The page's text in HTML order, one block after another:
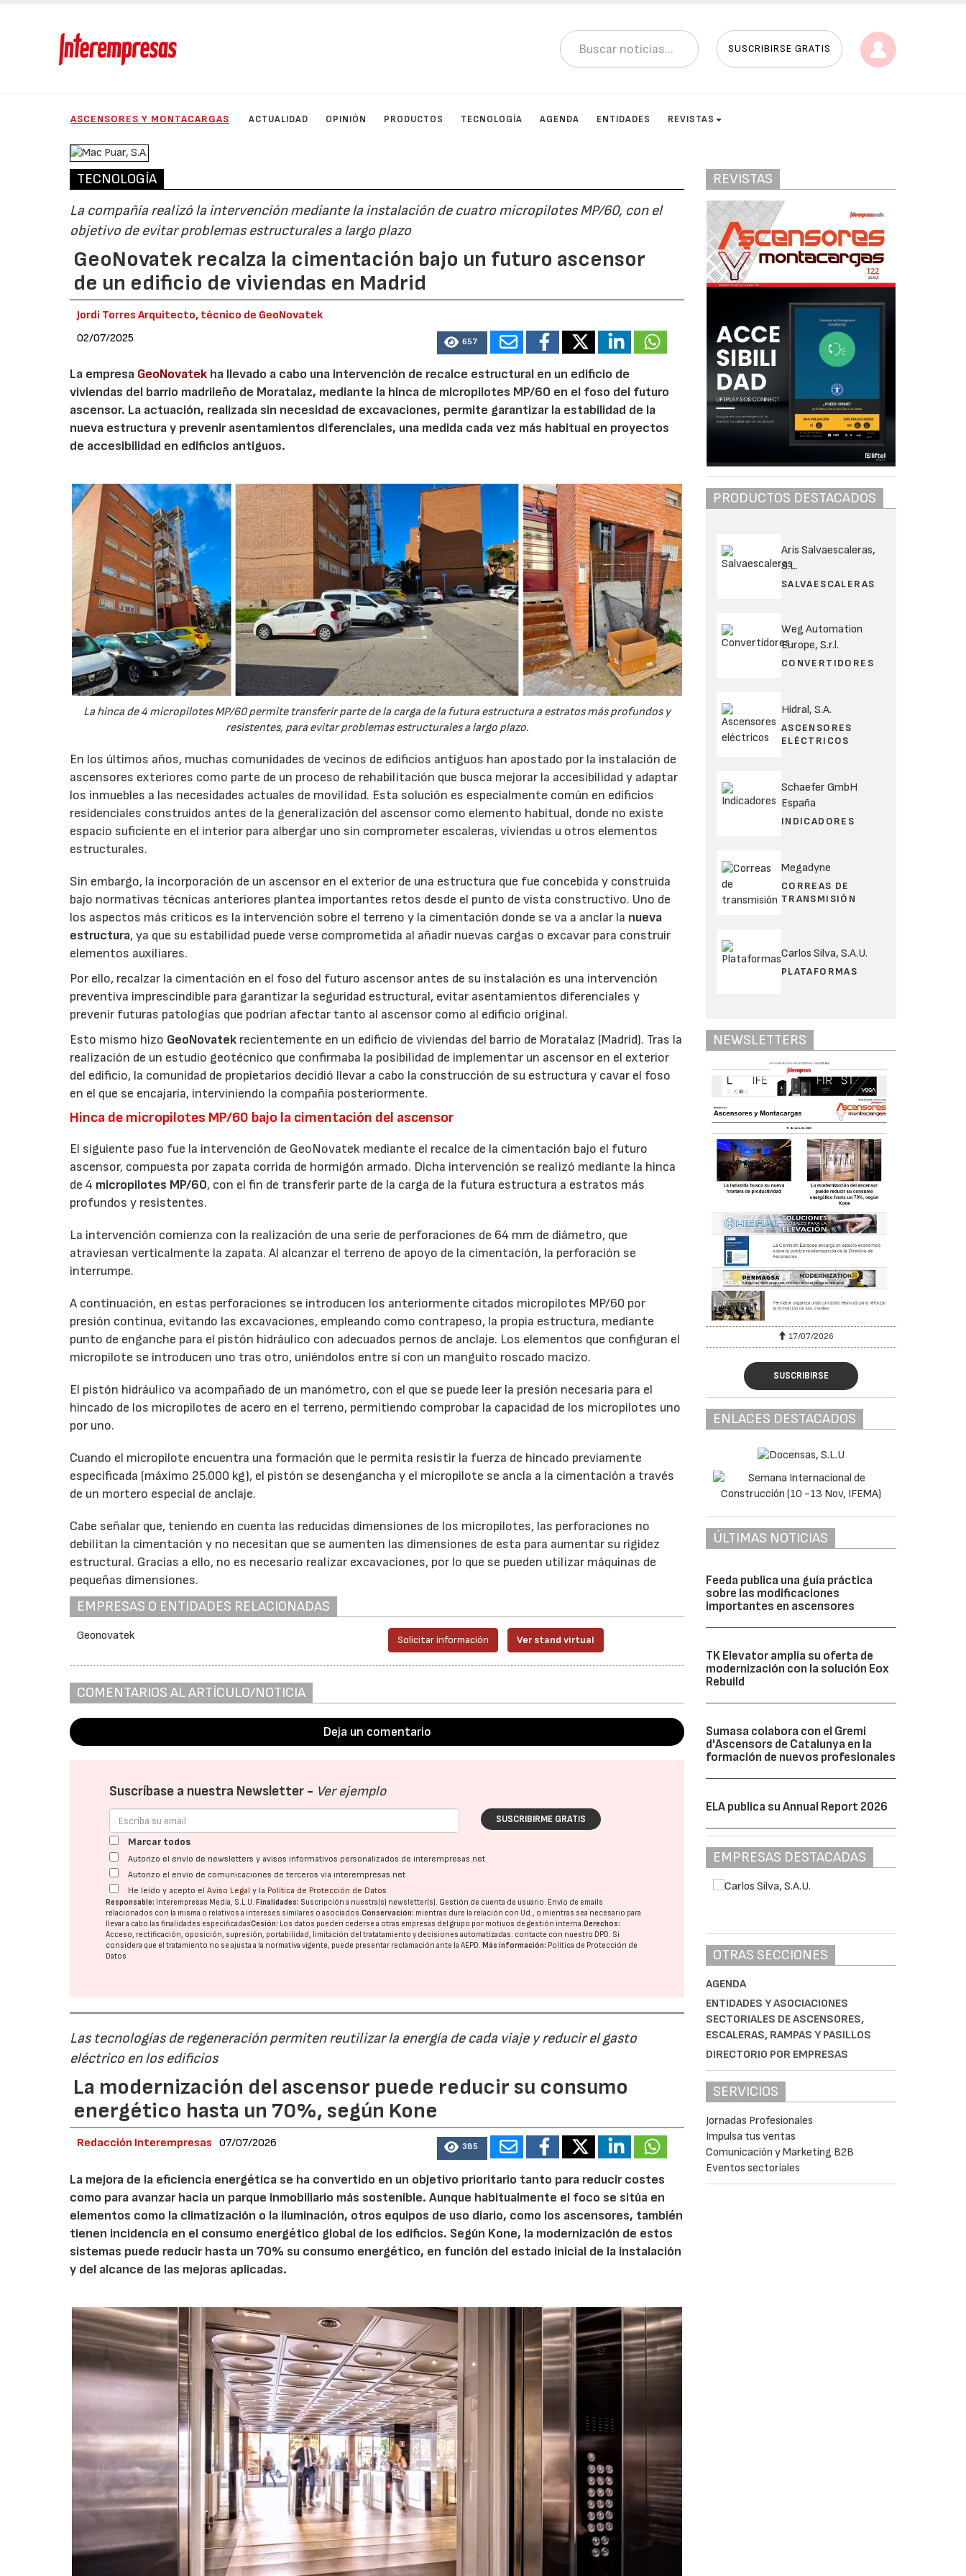
SUSCRIBIRSE GRATIS
ASCENSORES Y MONTACARGAS ACTUALIDAD OPINIÓN PRODUCTOS TECNOLOGÍA AGENDA ENTIDADES REVISTAS
TECNOLOGÍA
La compañía realizó la intervención mediante la instalación de cuatro micropilotes MP/60, con el
objetivo de evitar problemas estructurales a largo plazo
GeoNovatek recalza la cimentación bajo un futuro ascensor
de un edificio de viviendas en Madrid
Jordi Torres Arquitecto, técnico de GeoNovatek
02/07/2025
657
La empresa GeoNovatek ha llevado a cabo una intervención de recalce estructural en un edificio de
viviendas del barrio madrileño de Moratalaz, mediante la hinca de micropilotes MP/60 en el foso del futuro
ascensor. La actuación, realizada sin necesidad de excavaciones, permite garantizar la estabilidad de la
nueva estructura y prevenir asentamientos diferenciales, una medida cada vez más habitual en proyectos
de accesibilidad en edificios antiguos.
La hinca de 4 micropilotes MP/60 permite transferir parte de la carga de la futura estructura a estratos más profundos y
resistentes, para evitar problemas estructurales a largo plazo.
En los últimos años, muchas comunidades de vecinos de edificios antiguos han apostado por la instalación de
ascensores exteriores como parte de un proceso de rehabilitación que busca mejorar la accesibilidad y adaptar
los inmuebles a las necesidades actuales de movilidad. Esta solución es especialmente común en edificios
residenciales construidos antes de la generalización del ascensor como elemento habitual, donde no existe
espacio suficiente en el interior para albergar uno sin comprometer escaleras, viviendas u otros elementos
estructurales.
Sin embargo, la incorporación de un ascensor en el exterior de una estructura que fue concebida y construida
bajo normativas técnicas anteriores plantea importantes retos desde el punto de vista constructivo. Uno de
los aspectos más críticos es la intervención sobre el terreno y la cimentación donde se va a anclar la nueva
estructura, ya que su estabilidad puede verse comprometida al añadir nuevas cargas o excavar para construir
elementos auxiliares.
Por ello, recalzar la cimentación en el foso del futuro ascensor antes de su instalación es una intervención
preventiva imprescindible para garantizar la seguridad estructural, evitar asentamientos diferenciales y
prevenir futuras patologías que podrían afectar tanto al ascensor como al edificio original.
Esto mismo hizo GeoNovatek recientemente en un edificio de viviendas del barrio de Moratalaz (Madrid). Tras la
realización de un estudio geotécnico que confirmaba la posibilidad de implementar un ascensor en el exterior
del edificio, la comunidad de propietarios decidió llevar a cabo la construcción de su estructura y cavar el foso
en el que se encajaría, interviniendo la compañía posteriormente.
Hinca de micropilotes MP/60 bajo la cimentación del ascensor
El siguiente paso fue la intervención de GeoNovatek mediante el recalce de la cimentación bajo el futuro
ascensor, compuesta por zapata corrida de hormigón armado. Dicha intervención se realizó mediante la hinca
de 4 micropilotes MP/60, con el fin de transferir parte de la carga de la futura estructura a estratos más
profundos y resistentes.
La intervención comienza con la realización de una serie de perforaciones de 64 mm de diámetro, que
atraviesan verticalmente la zapata. Al alcanzar el terreno de apoyo de la cimentación, la perforación se
interrumpe.
A continuación, en estas perforaciones se introducen los anteriormente citados micropilotes MP/60 por
presión continua, evitando las excavaciones, empleando como contrapeso, la propia estructura, mediante
punto de enganche para el pistón hidráulico con adecuados pernos de anclaje. Los elementos que configuran el
micropilote se introducen uno tras otro, uniéndolos entre sí con un manguito roscado macizo.
El pistón hidráulico va acompañado de un manómetro, con el que se puede leer la presión necesaria para el
hincado de los micropilotes de acero en el terreno, permitiendo comprobar la capacidad de los micropilotes uno
por uno.
Cuando el micropilote encuentra una formación que le permita resistir la fuerza de hincado previamente
especificada (máximo 25.000 kg), el pistón se desengancha y el micropilote se ancla a la cimentación a través
de un mortero especial de anclaje.
Cabe señalar que, teniendo en cuenta las reducidas dimensiones de los micropilotes, las perforaciones no
debilitan la cimentación y no necesitan que se aumenten las dimensiones de esta para aumentar su rigidez
estructural. Gracias a ello, no es necesario realizar excavaciones, por lo que se pueden utilizar máquinas de
pequeñas dimensiones.
EMPRESAS O ENTIDADES RELACIONADAS
Geonovatek Solicitar información Ver stand virtual
COMENTARIOS AL ARTÍCULO/NOTICIA
Deja un comentario
Suscríbase a nuestra Newsletter - Ver ejemplo
SUSCRIBIRME GRATIS
Marcar todos
Autorizo el envío de newsletters y avisos informativos personalizados de interempresas.net
Autorizo el envío de comunicaciones de terceros vía interempresas.net
He leído y acepto elAviso Legal y la Política de Protección de Datos
Responsable: Interempresas Media, S.L.U. Finalidades: Suscripción a nuestra(s) newsletter(s). Gestión de cuenta de usuario. Envío de emails
relacionados con la misma o relativos a intereses similares o asociados.Conservación: mientras dure la relación con Ud., o mientras sea necesario para
llevar a cabo las finalidades especificadasCesión: Los datos pueden cederse a otras empresas del grupo por motivos de gestión interna. Derechos:
Acceso, rectificación, oposición, supresión, portabilidad, limitación del tratatamiento y decisiones automatizadas: contacte con nuestro DPD. Si
considera que el tratamiento no se ajusta a la normativa vigente, puede presentar reclamación ante laAEPD. Más información: Política de Protección de
Datos
Las tecnologías de regeneración permiten reutilizar la energía de cada viaje y reducir el gasto
eléctrico en los edificios
La modernización del ascensor puede reducir su consumo
energético hasta un 70%, según Kone
Redacción Interempresas 07/07/2026 385
La mejora de la eficiencia energética se ha convertido en un objetivo prioritario tanto para reducir costes
como para avanzar hacia un parque inmobiliario más sostenible. Aunque habitualmente el foco se sitúa en
elementos como la climatización o la iluminación, otros equipos de uso diario, como los ascensores, también
tienen incidencia en el consumo energético global de los edificios. Según Kone, la modernización de estos
sistemas puede reducir hasta un 70% su consumo energético, en función del estado inicial de la instalación
y del alcance de las mejoras aplicadas.
REVISTAS
PRODUCTOS DESTACADOS
Aris Salvaescaleras,
S.L.
SALVAESCALERAS
Weg Automation
Europe, S.r.l.
CONVERTIDORES
Hidral, S.A.
ASCENSORES
ELÉCTRICOS
Schaefer GmbH
España
INDICADORES
Megadyne
CORREAS DE
TRANSMISIÓN
Carlos Silva, S.A.U.
PLATAFORMAS
NEWSLETTERS
17/07/2026 31/07/2026 17/07/2026
SUSCRIBIRSE
ENLACES DESTACADOS
ÚLTIMAS NOTICIAS
Feeda publica una guía práctica
sobre las modificaciones
importantes en ascensores
TK Elevator amplía su oferta de
modernización con la solución Eox
Rebuild
Sumasa colabora con el Gremi
d'Ascensors de Catalunya en la
formación de nuevos profesionales
ELA publica su Annual Report 2026
EMPRESAS DESTACADAS
OTRAS SECCIONES
AGENDA
ENTIDADES Y ASOCIACIONES
SECTORIALES DE ASCENSORES,
ESCALERAS, RAMPAS Y PASILLOS
DIRECTORIO POR EMPRESAS
SERVICIOS
Jornadas Profesionales
Impulsa tus ventas
Comunicación y Marketing B2B
Eventos sectoriales